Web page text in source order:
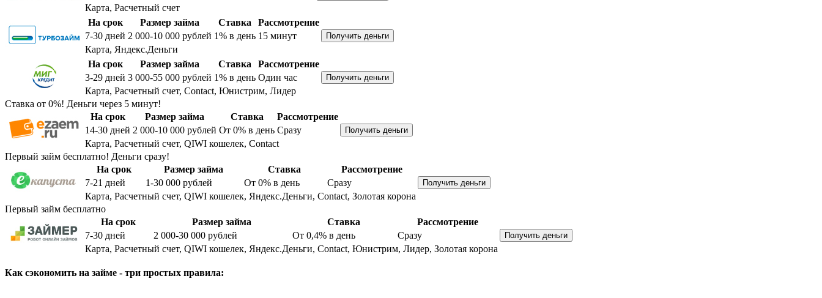
Карта, Расчетный счет
На срок
Размер займа Ставка
Рассмотрение
7-30 дней 2 000-10 000 рублей 1% в день 15 минут
Карта, Яндекс.Деньги
На срок
Размер займа Ставка
Рассмотрение
3-29 дней 3 000-55 000 рублей 1% в день Один час
Карта, Расчетный счет, Contact, Юнистрим, Лидер
Ставка от 0%! Деньги через 5 минут!
На срок
Размер займа Ставка
Рассмотрение
14-30 дней 2 000-10 000 рублей От 0% в день Сразу
Карта, Расчетный счет, QIWI кошелек, Contact
Первый займ бесплатно! Деньги сразу!
На срок
Размер займа Ставка
Рассмотрение
7-21 дней 1-30 000 рублей От 0% в день
Сразу
Карта, Расчетный счет, QIWI кошелек, Яндекс.Деньги, Contact, Золотая корона
Первый займ бесплатно
На срок
Размер займа Ставка
Рассмотрение
7-30 дней 2 000-30 000 рублей От 0,4% в день
Сразу
Карта, Расчетный счет, QIWI кошелек, Яндекс.Деньги, Contact, Юнистрим, Лидер, Золотая корона
Как сэкономить на займе - три простых правила: